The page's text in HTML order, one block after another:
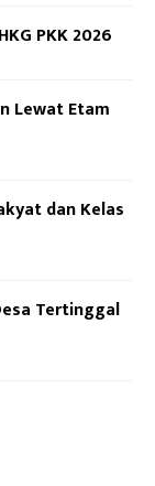
PKK 2026
Lewat Etam
dan Kelas
Tertinggal